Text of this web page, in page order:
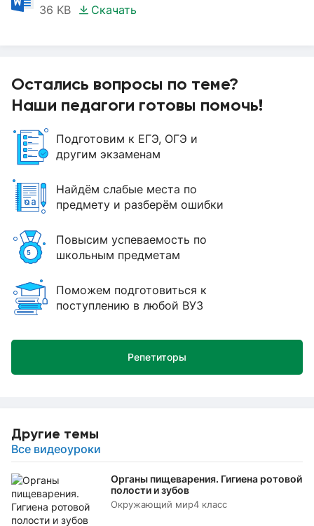
Другие темы
Все видеоуроки
Органы пищеварения. Гигиена ротовой
полости и зубов
Окружающий мир4 класс
36 KB
Скачать
Остались вопросы по теме?
Наши педагоги готовы помочь!
Подготовим к ЕГЭ, ОГЭ и
другим экзаменам
Найдём слабые места по
предмету и разберём ошибки
Повысим успеваемость по
школьным предметам
Поможем подготовиться к
поступлению в любой ВУЗ
Репетиторы